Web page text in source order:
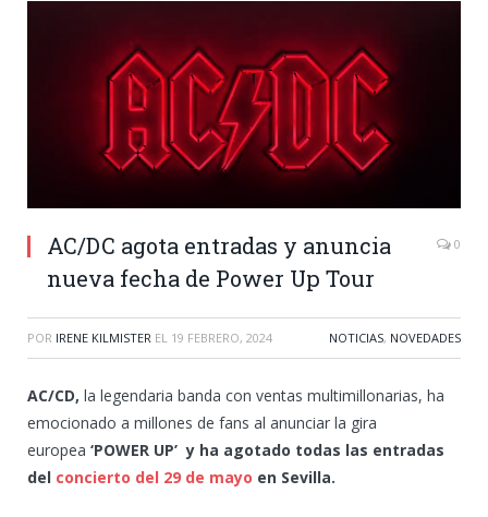
AC/DC agota entradas y anuncia
nueva fecha de Power Up Tour
0
POR IRENE KILMISTER EL 19 FEBRERO, 2024 NOTICIAS, NOVEDADES
AC/CD, la legendaria banda con ventas multimillonarias, ha
emocionado a millones de fans al anunciar la gira
europea ‘POWER UP’ y ha agotado todas las entradas
del concierto del 29 de mayo en Sevilla.